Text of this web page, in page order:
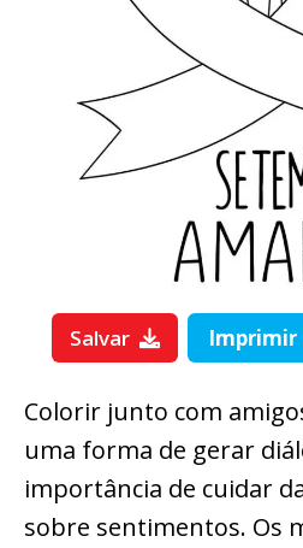
Salvar Imprimir
Colorir junto com
uma forma de gerar
importância de cuidar
sobre sentimentos. Os